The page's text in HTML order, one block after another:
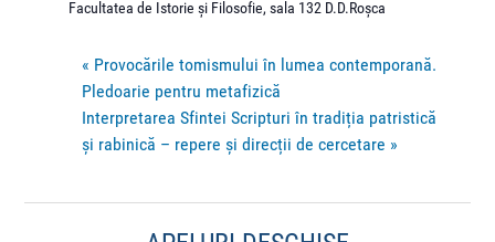
Facultatea de Istorie și Filosofie, sala 132 D.D.Roșca
« Provocările tomismului în lumea contemporană.
Pledoarie pentru metafizică
Interpretarea Sfintei Scripturi în tradiția patristică
și rabinică – repere și direcții de cercetare »